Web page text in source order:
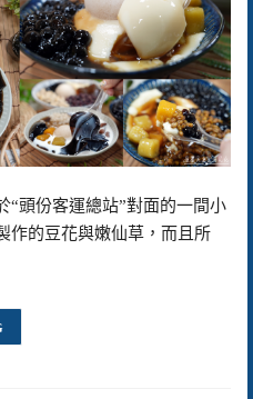
“頭份客運總站”對面的一間小
作的豆花與嫩仙草，而且所